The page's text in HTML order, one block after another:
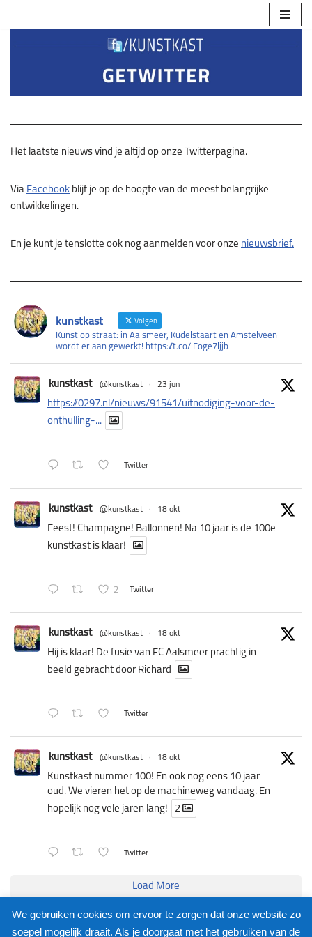
Het laatste nieuws vind je altijd op onze Twitterpagina.
Via Facebook blijf je op de hoogte van de meest belangrijke
ontwikkelingen.
En je kunt je tenslotte ook nog aanmelden voor onze nieuwsbrief.
kunstkast Volgen
Kunst op straat: in Aalsmeer, Kudelstaart en Amstelveen
wordt er aan gewerkt! https://t.co/lFoge7ljjb
kunstkast @kunstkast · 23 jun
https://0297.nl/nieuws/91541/uitnodiging-voor-de-
onthulling-...
Twitter
kunstkast @kunstkast · 18 okt
Feest! Champagne! Ballonnen! Na 10 jaar is de 100e
kunstkast is klaar!
2 Twitter
kunstkast @kunstkast · 18 okt
Hij is klaar! De fusie van FC Aalsmeer prachtig in
beeld gebracht door Richard
Twitter
kunstkast @kunstkast · 18 okt
Kunstkast nummer 100! En ook nog eens 10 jaar
oud. We vieren het op de machineweg vandaag. En
hopelijk nog vele jaren lang!
2
Twitter
Load More
Facebook
Twitter
We gebruiken cookies om ervoor te zorgen dat onze website zo
soepel mogelijk draait. Als je doorgaat met het gebruiken van de